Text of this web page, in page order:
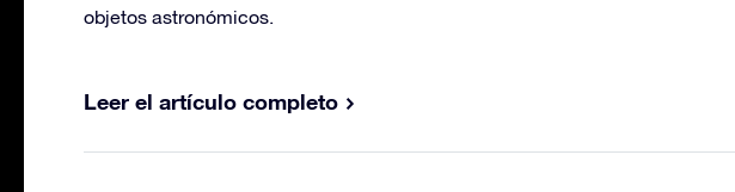
objetos astronómicos.
Leer el artículo completo